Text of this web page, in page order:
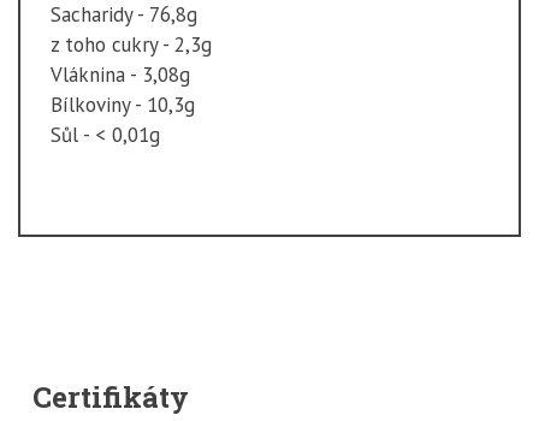
Sacharidy - 76,8g
z toho cukry - 2,3g
Vláknina - 3,08g
Bílkoviny - 10,3g
Sůl - < 0,01g
Certifikáty